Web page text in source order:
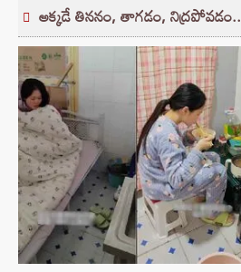
అక్కడే తిననం, తాగడం, నిద్రపోవడం..